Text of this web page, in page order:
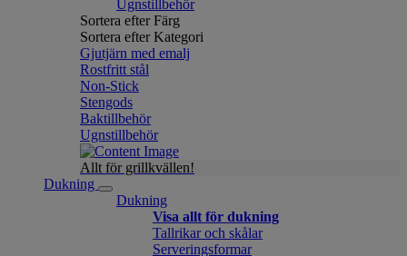
Ugnstillbehör
Sortera efter Färg
Sortera efter Kategori
Gjutjärn med emalj
Rostfritt stål
Non-Stick
Stengods
Baktillbehör
Ugnstillbehör
Allt för grillkvällen!
Dukning
Dukning
Visa allt för dukning
Tallrikar och skålar
Serveringsformar